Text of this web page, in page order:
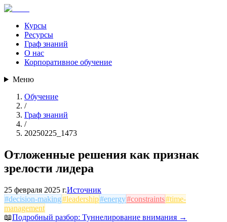
Курсы
Ресурсы
Граф знаний
О нас
Корпоративное обучение
Меню
Обучение
/
Граф знаний
/
20250225_1473
Отложенные решения как признак
зрелости лидера
25 февраля 2025 г.Источник
#decision-making#leadership#energy#constraints#time-
management
📖Подробный разбор: Туннелирование внимания →